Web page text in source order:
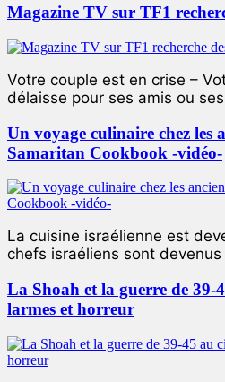
Magazine TV sur TF1
Votre couple est en crise –
délaisse pour ses amis ou
Un voyage culinaire chez les
Samaritan Cookbook -vidéo-
La cuisine israélienne est
chefs israéliens sont
La Shoah et la guerre de 39-
larmes et horreur